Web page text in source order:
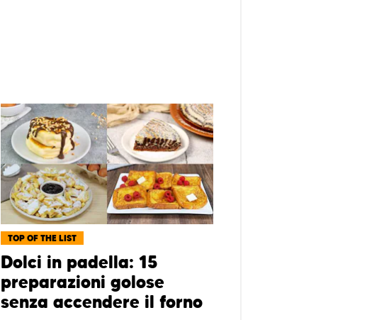
TOP OF THE LIST
Dolci in padella: 15
preparazioni golose
senza accendere il forno